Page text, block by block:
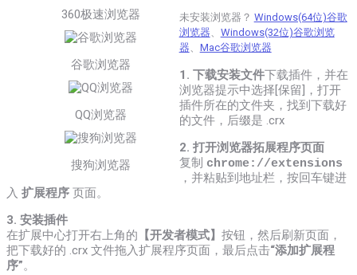
360极速浏览器
谷歌浏览器
QQ浏览器
搜狗浏览器
未安装浏览器？ Windows(64位)谷歌
浏览器
Windows(32位)谷歌浏览
器
Mac谷歌浏览器
1. 下载安装文件下载插件，并在
浏览器提示中选择[保留]，打开
插件所在的文件夹，找到下载好
的文件，后缀是 .crx
2. 打开浏览器拓展程序页面
复制 chrome://extensions
， 并粘贴到地址栏，按回车键进
入 扩展程序 页面。
3. 安装插件
在扩展中心打开右上角的 【开发者模式】 按钮，然后刷新页面，
把下载好的 .crx 文件拖入扩展程序页面，最后点击“添加扩展程
序”。